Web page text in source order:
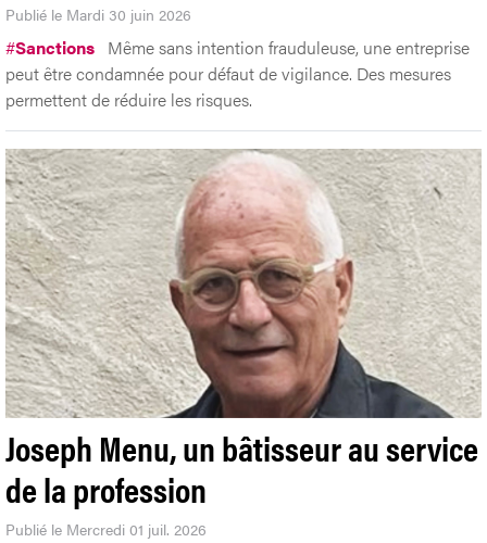
Publié le Mardi 30 juin 2026
#Sanctions Même sans intention frauduleuse, une entreprise
peut être condamnée pour défaut de vigilance. Des mesures
permettent de réduire les risques.
Joseph Menu, un bâtisseur au service
de la profession
Publié le Mercredi 01 juil. 2026